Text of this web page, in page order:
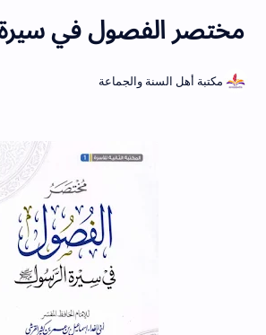
مختصر الفصول في